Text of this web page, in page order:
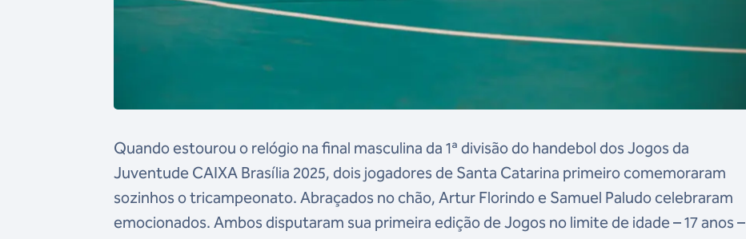
Quando estourou o relógio na final masculina da 1ª divisão do handebol dos Jogos da
Juventude CAIXA Brasília 2025, dois jogadores de Santa Catarina primeiro comemoraram
sozinhos o tricampeonato. Abraçados no chão, Artur Florindo e Samuel Paludo celebraram
emocionados. Ambos disputaram sua primeira edição de Jogos no limite de idade – 17 anos –